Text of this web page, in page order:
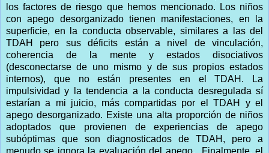
los factores de riesgo que hemos mencionado. Los niños
con apego desorganizado tienen manifestaciones, en la
superficie, en la conducta observable, similares a las del
TDAH pero sus déficits están a nivel de vinculación,
coherencia de la mente y estados disociativos
(desconectarse de uno mismo y de sus propios estados
internos), que no están presentes en el TDAH. La
impulsividad y la tendencia a la conducta desregulada sí
estarían a mi juicio, más compartidas por el TDAH y el
apego desorganizado. Existe una alta proporción de niños
adoptados que provienen de experiencias de apego
subóptimas que son diagnosticados de TDAH, pero a
menudo se ignora la evaluación del apego. Finalmente, el